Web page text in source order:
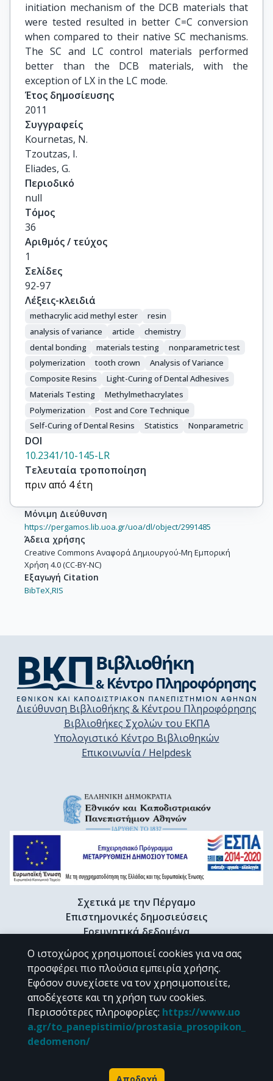
initiation mechanism of the DCB materials that
were tested resulted in better C=C conversion
when compared to their native SC mechanisms.
The SC and LC control materials performed
better than the DCB materials, with the
exception of LX in the LC mode.
Έτος δημοσίευσης
2011
Συγγραφείς
Kournetas, N.
Tzoutzas, I.
Eliades, G.
Περιοδικό
null
Τόμος
36
Αριθμός / τεύχος
1
Σελίδες
92-97
Λέξεις-κλειδιά
methacrylic acid methyl ester
resin
analysis of variance
article
chemistry
dental bonding
materials testing
nonparametric test
polymerization
tooth crown
Analysis of Variance
Composite Resins
Light-Curing of Dental Adhesives
Materials Testing
Methylmethacrylates
Polymerization
Post and Core Technique
Self-Curing of Dental Resins
Statistics Nonparametric
DOI
10.2341/10-145-LR
Τελευταία τροποποίηση
πριν από 4 έτη
Μόνιμη Διεύθυνση
https://pergamos.lib.uoa.gr/uoa/dl/object/2991485
Άδεια χρήσης
Creative Commons Αναφορά Δημιουργού-Μη Εμπορική
Χρήση 4.0 (CC-BY-NC)
Εξαγωγή Citation
BibTeX,RIS
Διεύθυνση Βιβλιοθήκης & Κέντρου Πληροφόρησης
Βιβλιοθήκες Σχολών του ΕΚΠΑ
Υπολογιστικό Κέντρο Βιβλιοθηκών
Επικοινωνία / Helpdesk
Σχετικά με την Πέργαμο
Επιστημονικές δημοσιεύσεις
Ερευνητικά δεδομένα
Διδακτορικές διατριβές & Γκρίζα βιβλιογραφία
Προφίλ Ερευνητή
CC BY-NC 4.0
Εκτός αν αναφέρεται διαφορετικά, το υλικό της "Περγάμου" διατίθεται
Powered by
Ο ιστοχώρος χρησιμοποιεί cookies για να σας
προσφέρει πιο πλούσια εμπειρία χρήσης.
Εφόσον συνεχίσετε να τον χρησιμοποιείτε,
αποδέχεστε και τη χρήση των cookies.
Περισσότερες πληροφορίες: https://www.uo
a.gr/to_panepistimio/prostasia_prosopikon_
dedomenon/